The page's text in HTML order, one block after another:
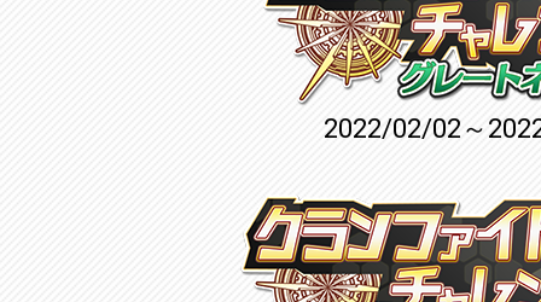
2022/02/02～